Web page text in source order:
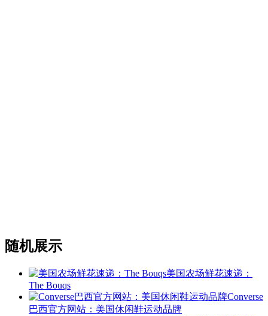
随机展示
美国农场鲜花速递：
The Bouqs
Converse
巴西官方网站：美国休闲鞋运动品牌